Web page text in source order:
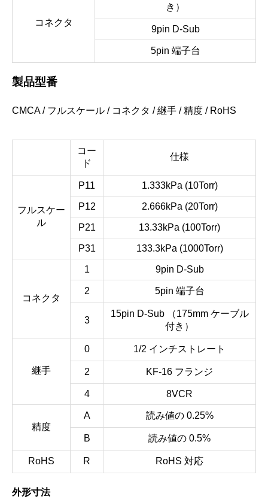
コネクタ
き）
9pin D-Sub
5pin 端子台
製品型番
CMCA / フルスケール / コネクタ / 継手 / 精度 / RoHS
コー
ド
仕様
フルスケー
ル
P11 1.333kPa (10Torr)
P12 2.666kPa (20Torr)
P21 13.33kPa (100Torr)
P31 133.3kPa (1000Torr)
コネクタ
1 9pin D-Sub
2 5pin 端子台
3
15pin D-Sub （175mm ケーブル
付き）
継手
0 1/2 インチストレート
2 KF-16 フランジ
4 8VCR
精度
A 読み値の 0.25%
B 読み値の 0.5%
RoHS R RoHS 対応
外形寸法